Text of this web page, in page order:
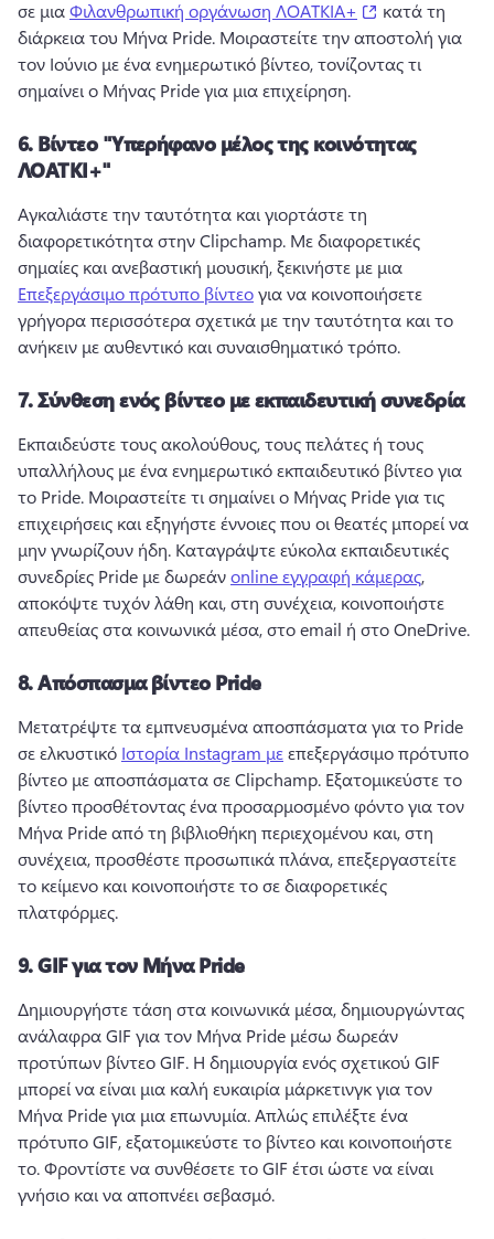
σε μια Φιλανθρωπική οργάνωση ΛΟΑΤΚΙΑ+ (opens in a
κατά τη
διάρκεια του Μήνα Pride. Μοιραστείτε την αποστολή για
τον Ιούνιο με ένα ενημερωτικό βίντεο, τονίζοντας τι
σημαίνει ο Μήνας Pride για μια επιχείρηση.
6. Βίντεο "Υπερήφανο μέλος της κοινότητας
ΛΟΑΤΚΙ+"
Αγκαλιάστε την ταυτότητα και γιορτάστε τη
διαφορετικότητα στην Clipchamp. Με διαφορετικές
σημαίες και ανεβαστική μουσική, ξεκινήστε με μια
Επεξεργάσιμο πρότυπο βίντεο για να κοινοποιήσετε
γρήγορα περισσότερα σχετικά με την ταυτότητα και το
ανήκειν με αυθεντικό και συναισθηματικό τρόπο.
7.Σύνθεση ενός βίντεο με εκπαιδευτική συνεδρία
Εκπαιδεύστε τους ακολούθους, τους πελάτες ή τους
υπαλλήλους με ένα ενημερωτικό εκπαιδευτικό βίντεο για
το Pride. Μοιραστείτε τι σημαίνει ο Μήνας Pride για τις
επιχειρήσεις και εξηγήστε έννοιες που οι θεατές μπορεί να
μην γνωρίζουν ήδη. Καταγράψτε εύκολα εκπαιδευτικές
συνεδρίες Pride με δωρεάν online εγγραφή κάμερας,
αποκόψτε τυχόν λάθη και, στη συνέχεια, κοινοποιήστε
απευθείας στα κοινωνικά μέσα, στο email ή στο OneDrive.
8.Απόσπασμα βίντεο Pride
Μετατρέψτε τα εμπνευσμένα αποσπάσματα για το Pride
σε ελκυστικό Ιστορία Instagram με επεξεργάσιμο πρότυπο
βίντεο με αποσπάσματα σε Clipchamp. Εξατομικεύστε το
βίντεο προσθέτοντας ένα προσαρμοσμένο φόντο για τον
Μήνα Pride από τη βιβλιοθήκη περιεχομένου και, στη
συνέχεια, προσθέστε προσωπικά πλάνα, επεξεργαστείτε
το κείμενο και κοινοποιήστε το σε διαφορετικές
πλατφόρμες.
9.GIF για τον Μήνα Pride
Δημιουργήστε τάση στα κοινωνικά μέσα, δημιουργώντας
ανάλαφρα GIF για τον Μήνα Pride μέσω δωρεάν
προτύπων βίντεο GIF. Η δημιουργία ενός σχετικού GIF
μπορεί να είναι μια καλή ευκαιρία μάρκετινγκ για τον
Μήνα Pride για μια επωνυμία. Απλώς επιλέξτε ένα
πρότυπο GIF, εξατομικεύστε το βίντεο και κοινοποιήστε
το. Φροντίστε να συνθέσετε το GIF έτσι ώστε να είναι
γνήσιο και να αποπνέει σεβασμό.